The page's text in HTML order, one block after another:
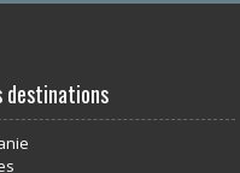
destinations